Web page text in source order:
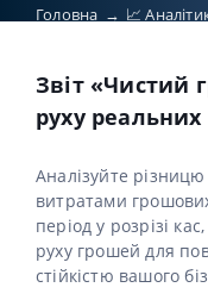
Головна → 📈
Звіт «Чистий
руху
Аналізуйте
витратами
період у розрізі
руху грошей для
стійкістю вашого